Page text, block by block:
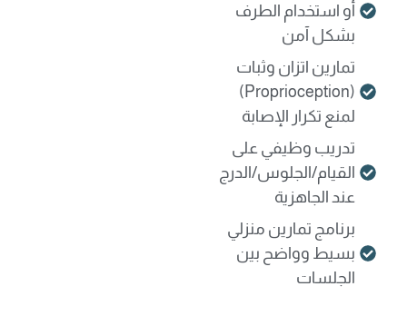
أو استخدام الطرف
بشكل آمن
تمارين اتزان وثبات
(Proprioception)
لمنع تكرار الإصابة
تدريب وظيفي على
القيام/الجلوس/الدرج
عند الجاهزية
برنامج تمارين منزلي
بسيط وواضح بين
الجلسات